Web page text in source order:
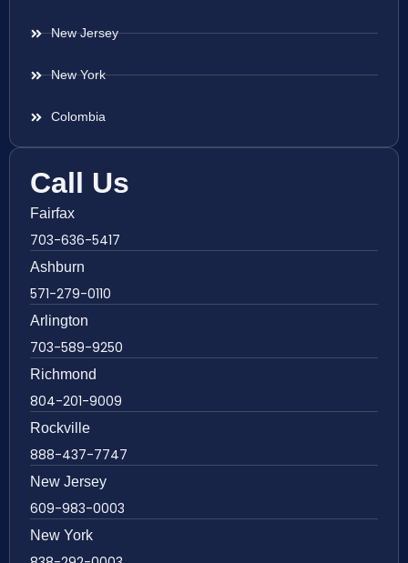
New Jersey
New York
Colombia
Call Us
Fairfax
703-636-5417
Ashburn
571-279-0110
Arlington
703-589-9250
Richmond
804-201-9009
Rockville
888-437-7747
New Jersey
609-983-0003
New York